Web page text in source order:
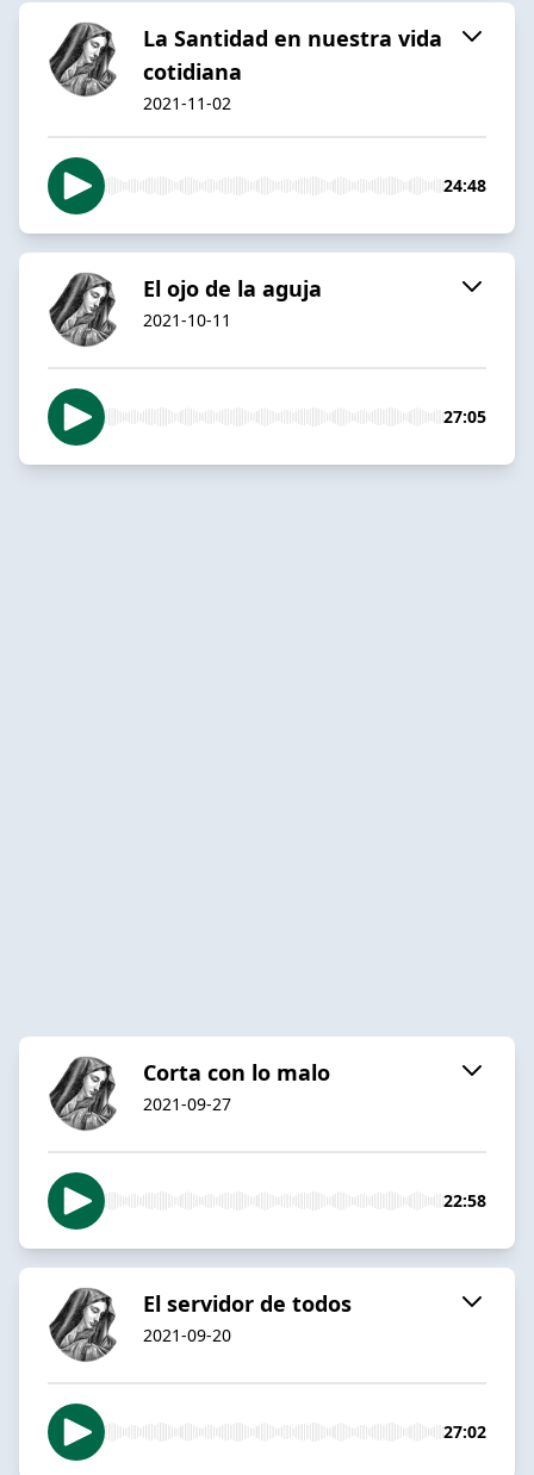
La Santidad en nuestra vida
cotidiana
2021-11-02
24:48
El ojo de la aguja
2021-10-11
27:05
Corta con lo malo
2021-09-27
22:58
El servidor de todos
2021-09-20
27:02